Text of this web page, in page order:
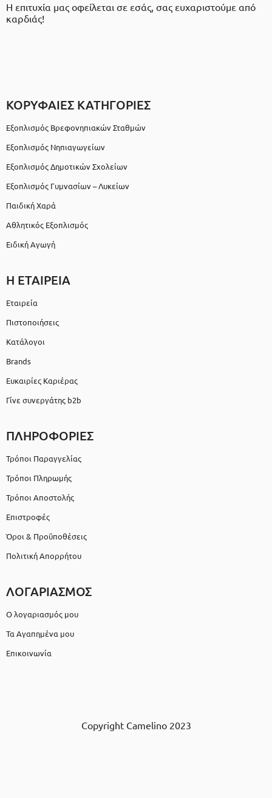
Η επιτυχία μας οφείλεται σε εσάς, σας ευχαριστούμε από
καρδιάς!
ΚΟΡΥΦΑΙΕΣ ΚΑΤΗΓΟΡΙΕΣ
Εξοπλισμός Βρεφονηπιακών Σταθμών
Εξοπλισμός Νηπιαγωγείων
Εξοπλισμός Δημοτικών Σχολείων
Εξοπλισμός Γυμνασίων – Λυκείων
Παιδική Χαρά
Αθλητικός Εξοπλισμός
Ειδική Αγωγή
Η ΕΤΑΙΡΕΙΑ
Εταιρεία
Πιστοποιήσεις
Κατάλογοι
Brands
Ευκαιρίες Καριέρας
Γίνε συνεργάτης b2b
ΠΛΗΡΟΦΟΡΙΕΣ
Τρόποι Παραγγελίας
Τρόποι Πληρωμής
Τρόποι Αποστολής
Επιστροφές
Όροι & Προϋποθέσεις
Πολιτική Απορρήτου
ΛΟΓΑΡΙΑΣΜΟΣ
Ο λογαριασμός μου
Τα Αγαπημένα μου
Επικοινωνία
Copyright Camelino 2023